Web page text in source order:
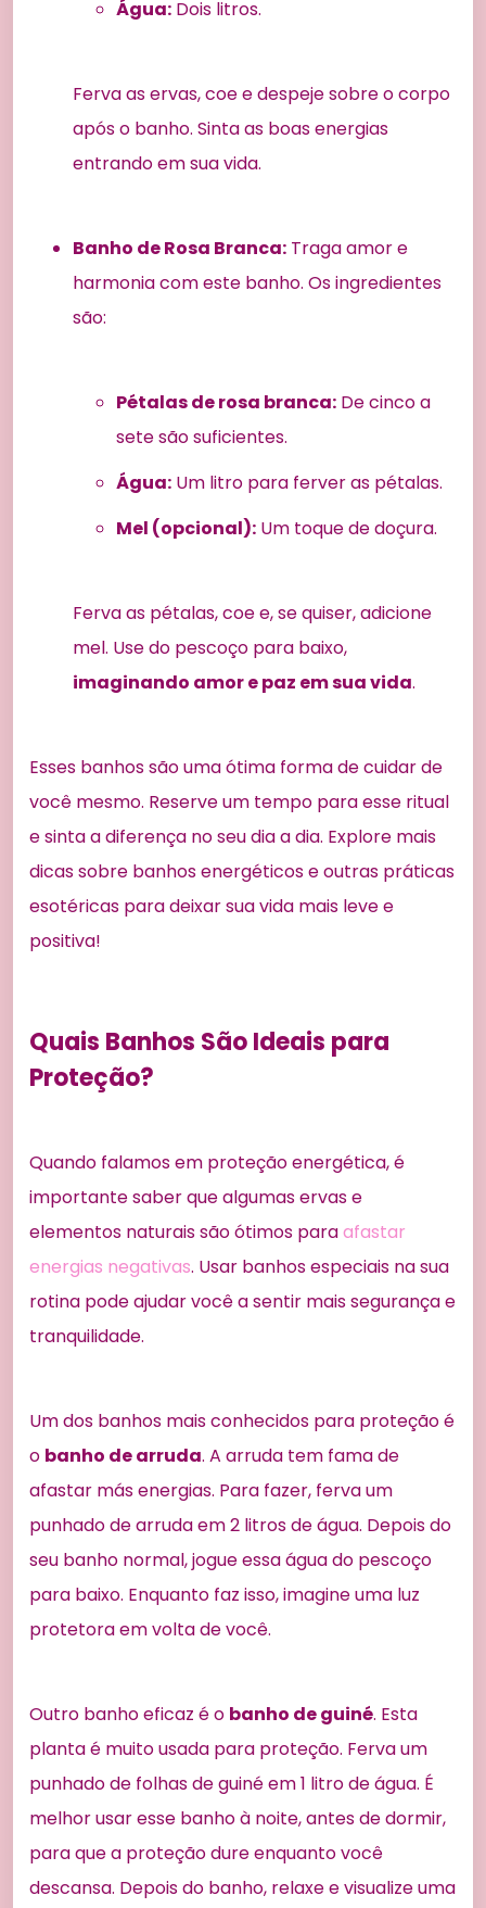
Água: Dois litros.
Ferva as ervas, coe e despeje sobre o corpo
após o banho. Sinta as boas energias
entrando em sua vida.
Banho de Rosa Branca: Traga amor e
harmonia com este banho. Os ingredientes
são:
Pétalas de rosa branca: De cinco a
sete são suficientes.
Água: Um litro para ferver as pétalas.
Mel (opcional): Um toque de doçura.
Ferva as pétalas, coe e, se quiser, adicione
mel. Use do pescoço para baixo,
imaginando amor e paz em sua vida.
Esses banhos são uma ótima forma de cuidar de
você mesmo. Reserve um tempo para esse ritual
e sinta a diferença no seu dia a dia. Explore mais
dicas sobre banhos energéticos e outras práticas
esotéricas para deixar sua vida mais leve e
positiva!
Quais Banhos São Ideais para
Proteção?
Quando falamos em proteção energética, é
importante saber que algumas ervas e
elementos naturais são ótimos paraafastar
energias negativas. Usar banhos especiais na sua
rotina pode ajudar você a sentir mais segurança e
tranquilidade.
Um dos banhos mais conhecidos para proteção é
o banho de arruda. A arruda tem fama de
afastar más energias. Para fazer, ferva um
punhado de arruda em 2 litros de água. Depois do
seu banho normal, jogue essa água do pescoço
para baixo. Enquanto faz isso, imagine uma luz
protetora em volta de você.
Outro banho eficaz é o banho de guiné. Esta
planta é muito usada para proteção. Ferva um
punhado de folhas de guiné em 1 litro de água. É
melhor usar esse banho à noite, antes de dormir,
para que a proteção dure enquanto você
descansa. Depois do banho, relaxe e visualize uma